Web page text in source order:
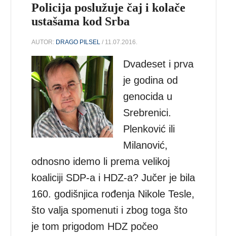
Policija poslužuje čaj i kolače
ustašama kod Srba
AUTOR: DRAGO PILSEL / 11.07.2016.
Dvadeset i prva
je godina od
genocida u
Srebrenici.
Plenković ili
Milanović,
odnosno idemo li prema velikoj
koaliciji SDP-a i HDZ-a? Jučer je bila
160. godišnjica rođenja Nikole Tesle,
što valja spomenuti i zbog toga što
je tom prigodom HDZ počeo